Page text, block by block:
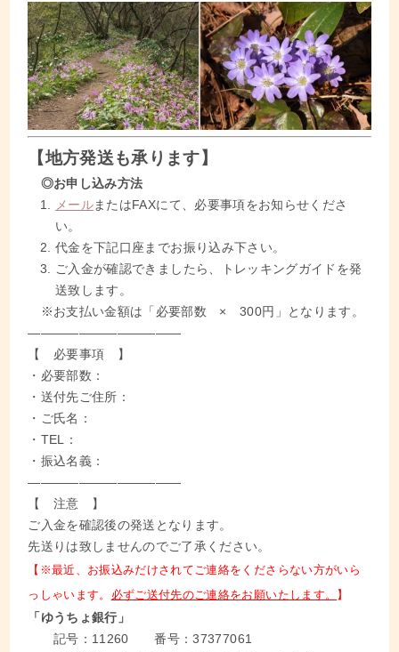
【地方発送も承ります】
◎お申し込み方法
メールまたはFAXにて、必要事項をお知らせくださ
い。
代金を下記口座までお振り込み下さい。
ご入金が確認できましたら、トレッキングガイドを発
送致します。
※お支払い金額は「必要部数 × 300円」となります。
————————————
【 必要事項 】
・必要部数：
・送付先ご住所：
・ご氏名：
・TEL：
・振込名義：
————————————
【 注意 】
ご入金を確認後の発送となります。
先送りは致しませんのでご了承ください。
【※最近、お振込みだけされてご連絡をくださらない方がいら
っしゃいます。 必ずご送付先のご連絡をお願いたします。 】
「ゆうちょ銀行」
記号：11260 番号：37377061